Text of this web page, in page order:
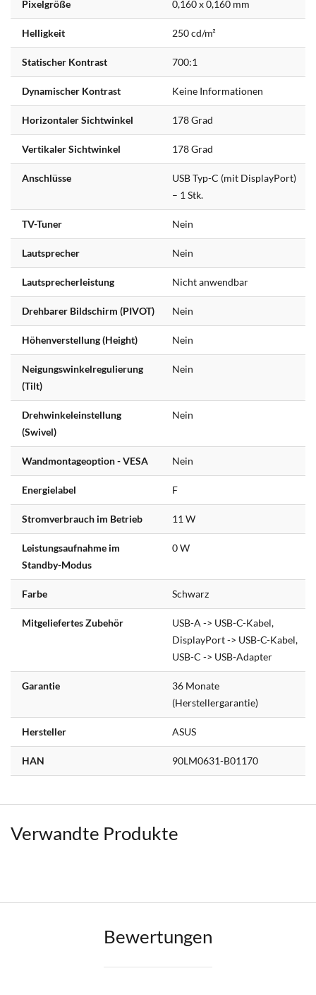
Pixelgröße 0,160 x 0,160 mm
Helligkeit 250 cd/m²
Statischer Kontrast 700:1
Dynamischer Kontrast Keine Informationen
Horizontaler Sichtwinkel 178 Grad
Vertikaler Sichtwinkel 178 Grad
Anschlüsse
USB Typ-C (mit DisplayPort)
– 1 Stk.
TV-Tuner Nein
Lautsprecher Nein
Lautsprecherleistung Nicht anwendbar
Drehbarer Bildschirm (PIVOT) Nein
Höhenverstellung (Height) Nein
Neigungswinkelregulierung
(Tilt)
Nein
Drehwinkeleinstellung
(Swivel)
Nein
Wandmontageoption - VESA Nein
Energielabel F
Stromverbrauch im Betrieb 11 W
Leistungsaufnahme im
Standby-Modus
0 W
Farbe Schwarz
Mitgeliefertes Zubehör
USB-A -> USB-C-Kabel,
DisplayPort -> USB-C-Kabel,
USB-C -> USB-Adapter
Garantie
36 Monate
(Herstellergarantie)
Hersteller ASUS
HAN 90LM0631-B01170
Verwandte Produkte
Bewertungen